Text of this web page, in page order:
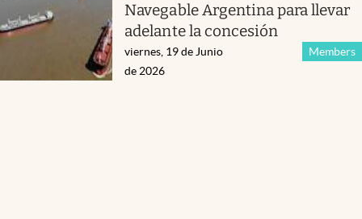
Navegable Argentina para llevar
adelante la concesión
Members
viernes, 19 de Junio
de 2026